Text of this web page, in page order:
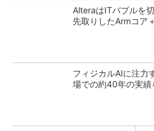
AlteraはITバブルを
先取りしたArmコア
フィジカルAIに注力
場での約40年の実績